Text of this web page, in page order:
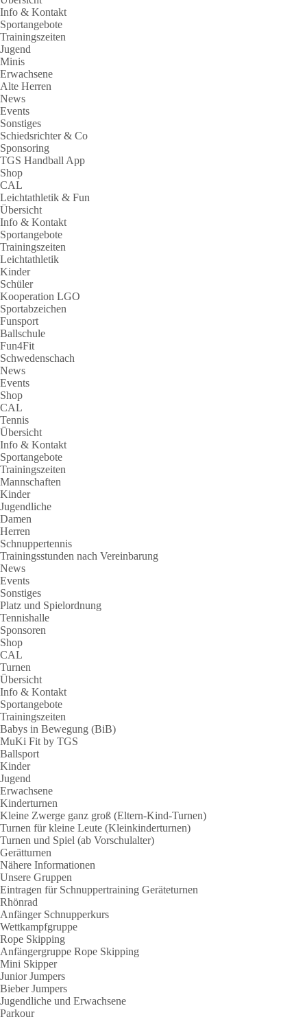
Info & Kontakt
Sportangebote
Trainingszeiten
Jugend
Minis
Erwachsene
Alte Herren
News
Events
Sonstiges
Schiedsrichter & Co
Sponsoring
TGS Handball App
Shop
CAL
Leichtathletik & Fun
Übersicht
Info & Kontakt
Sportangebote
Trainingszeiten
Leichtathletik
Kinder
Schüler
Kooperation LGO
Sportabzeichen
Funsport
Ballschule
Fun4Fit
Schwedenschach
News
Events
Shop
CAL
Tennis
Übersicht
Info & Kontakt
Sportangebote
Trainingszeiten
Mannschaften
Kinder
Jugendliche
Damen
Herren
Schnuppertennis
Trainingsstunden nach Vereinbarung
News
Events
Sonstiges
Platz und Spielordnung
Tennishalle
Sponsoren
Shop
CAL
Turnen
Übersicht
Info & Kontakt
Sportangebote
Trainingszeiten
Babys in Bewegung (BiB)
MuKi Fit by TGS
Ballsport
Kinder
Jugend
Erwachsene
Kinderturnen
Kleine Zwerge ganz groß (Eltern-Kind-Turnen)
Turnen für kleine Leute (Kleinkinderturnen)
Turnen und Spiel (ab Vorschulalter)
Gerätturnen
Nähere Informationen
Unsere Gruppen
Eintragen für Schnuppertraining Geräteturnen
Rhönrad
Anfänger Schnupperkurs
Wettkampfgruppe
Rope Skipping
Anfängergruppe Rope Skipping
Mini Skipper
Junior Jumpers
Bieber Jumpers
Jugendliche und Erwachsene
Parkour